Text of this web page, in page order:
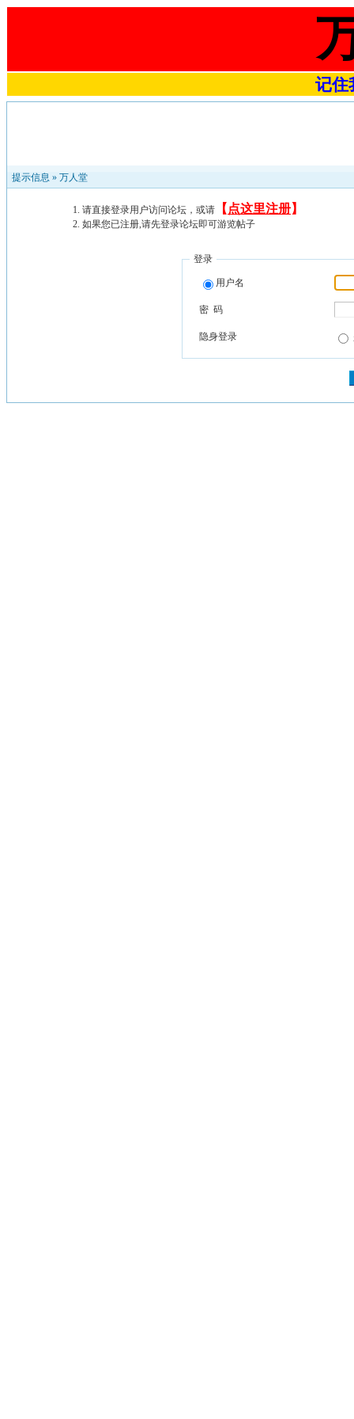
记住
提示信息 » 万人堂
请直接登录用户访问论坛，或请 【 点这里注册】
如果您已注册,请先登录论坛即可游览帖子
登录
用户名
密 码
隐身登录